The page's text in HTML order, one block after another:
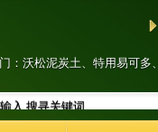
： 沃松泥炭土、 特用易可多、